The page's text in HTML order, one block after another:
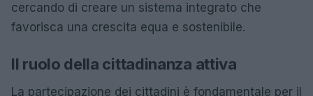
cercando di creare un sistema integrato che
favorisca una crescita equa e sostenibile.
Il ruolo della cittadinanza attiva
La partecipazione dei cittadini è fondamentale per il